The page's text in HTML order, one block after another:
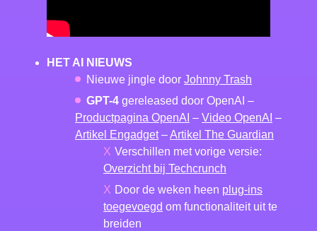
HET AI NIEUWS
Nieuwe jingle door Johnny Trash
GPT-4 gereleased door OpenAI –
Productpagina OpenAI – Video OpenAI –
Artikel Engadget–Artikel The Guardian
Verschillen met vorige versie:
Overzicht bij Techcrunch
Door de weken heen plug-ins
toegevoegd om functionaliteit uit te
breiden